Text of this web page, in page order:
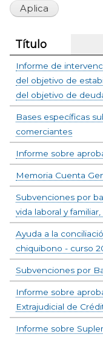
Título
Informe de
del objetivo de
del objetivo de
Bases específicas
comerciantes
Informe sobre
Memoria Cuenta
Subvenciones por
vida laboral y
Ayuda a la
chiquibono - curso
Subvenciones por
Informe sobre
Extrajudicial de
Informe sobre